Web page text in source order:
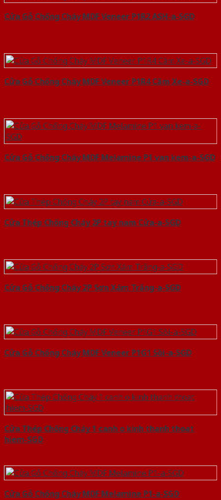
Cửa Gỗ Chống Cháy MDF Veneer P1R2 ASH-a-SGD
Cửa Gỗ Chống Cháy MDF Veneer P1R4 Căm Xe-a-SGD
Cửa Gỗ Chống Cháy MDF Melamine P1 van kem-a-SGD
Cửa Thép Chống Cháy 2P tay nam Cửa-a-SGD
Cửa Gỗ Chống Cháy 2P Sơn Xám Trắng-a-SGD
Cửa Gỗ Chống Cháy MDF Veneer P1G1 Sồi-a-SGD
Cửa Thép Chống Cháy 1 canh o kinh thanh thoat
hiem-SGD
Cửa Gỗ Chống Cháy MDF Melamine P1-a-SGD